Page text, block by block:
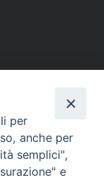
per
anche per
semplici",
e